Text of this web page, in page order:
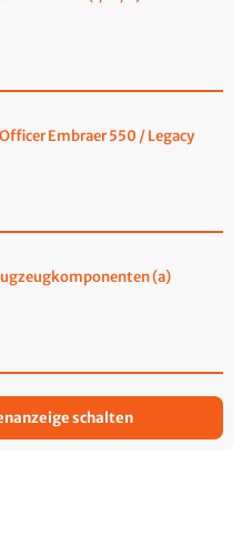
Embraer 550 / Legacy
(a)
schalten